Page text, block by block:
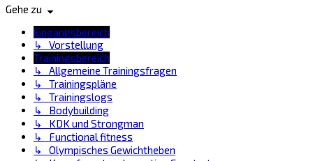
Gehe zu
Eingangsbereich
↳ Vorstellung
Trainingsbereich
↳ Allgemeine Trainingsfragen
↳ Trainingspläne
↳ Trainingslogs
↳ Bodybuilding
↳ KDK und Strongman
↳ Functional fitness
↳ Olympisches Gewichtheben